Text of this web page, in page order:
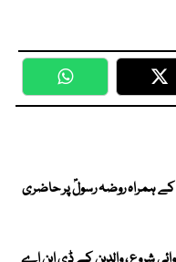
WhatsApp
ہمراہ روضہ رسولؐ پر حاضری